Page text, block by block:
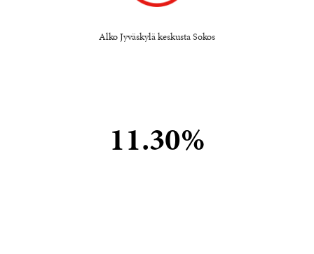
Alko Jyväskylä keskusta Sokos
11.30%